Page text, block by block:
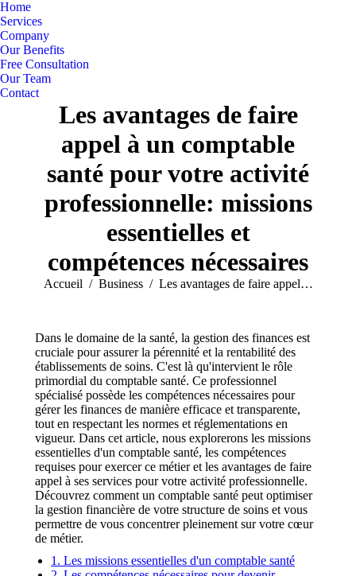
Home
Services
Company
Our Benefits
Free Consultation
Our Team
Contact
Les avantages de faire
appel à un comptable
santé pour votre activité
professionnelle: missions
essentielles et
compétences nécessaires
Vous êtes ici :
Accueil Business Les avantages de faire appel…
Dans le domaine de la santé, la gestion des finances est
cruciale pour assurer la pérennité et la rentabilité des
établissements de soins. C'est là qu'intervient le rôle
primordial du comptable santé. Ce professionnel
spécialisé possède les compétences nécessaires pour
gérer les finances de manière efficace et transparente,
tout en respectant les normes et réglementations en
vigueur. Dans cet article, nous explorerons les missions
essentielles d'un comptable santé, les compétences
requises pour exercer ce métier et les avantages de faire
appel à ses services pour votre activité professionnelle.
Découvrez comment un comptable santé peut optimiser
la gestion financière de votre structure de soins et vous
permettre de vous concentrer pleinement sur votre cœur
de métier.
1. Les missions essentielles d'un comptable santé